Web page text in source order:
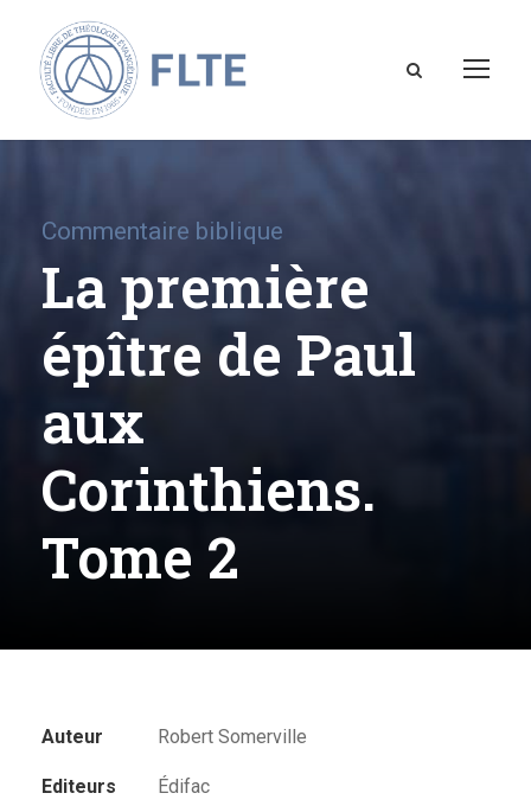
Commentaire biblique
La première
épître de Paul
aux
Corinthiens.
Tome 2
Auteur Robert Somerville
Editeurs Édifac